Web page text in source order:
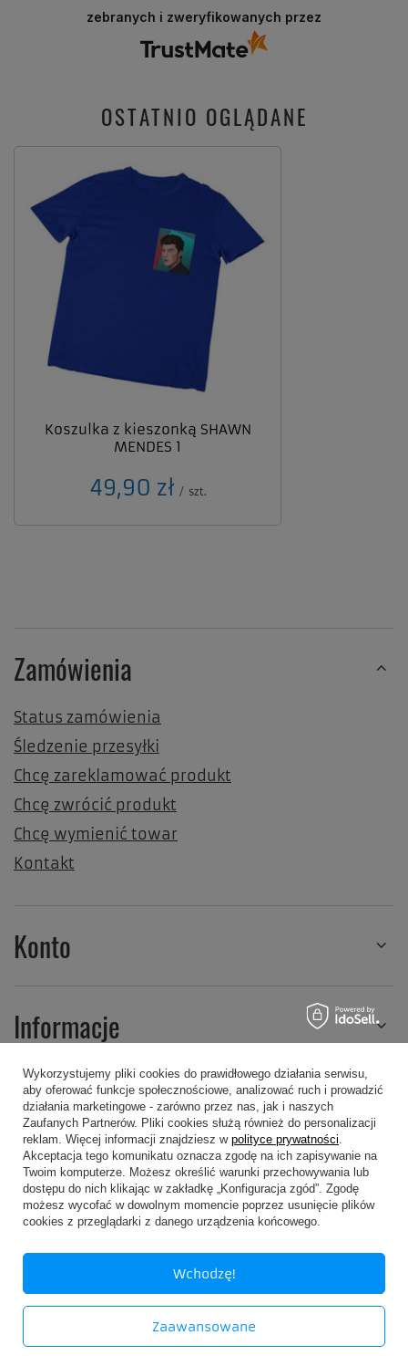
możemy zapewnić odpowiednią obsługę tak
świetnym klientom. Dziękujemy raz jeszcze!
zebranych i zweryfikowanych przez
OSTATNIO OGLĄDANE
Koszulka z kieszonką SHAWN
MENDES 1
49,90 zł / szt.
Zamówienia
Status zamówienia
Śledzenie przesyłki
Chcę zareklamować produkt
Chcę zwrócić produkt
Chcę wymienić towar
Kontakt
Konto
Informacje
Regulaminy
607 605 505 kropa@kropa.pl
W sklepie prezentujemy ceny brutto (z VAT).
Wykorzystujemy pliki cookies do prawidłowego działania serwisu,
aby oferować funkcje społecznościowe, analizować ruch i prowadzić
działania marketingowe - zarówno przez nas, jak i naszych
Zaufanych Partnerów. Pliki cookies służą również do personalizacji
reklam. Więcej informacji znajdziesz w polityce prywatności.
Akceptacja tego komunikatu oznacza zgodę na ich zapisywanie na
Twoim komputerze. Możesz określić warunki przechowywania lub
dostępu do nich klikając w zakładkę „Konfiguracja zgód”. Zgodę
możesz wycofać w dowolnym momencie poprzez usunięcie plików
cookies z przeglądarki z danego urządzenia końcowego.
Zaawansowane
Wchodzę!